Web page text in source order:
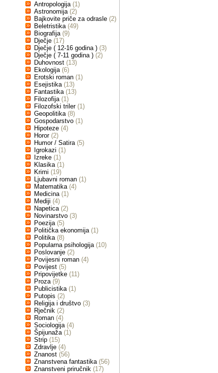
Antropologija (1)
Astronomija (2)
Bajkovite priče za odrasle (2)
Beletristika (49)
Biografija (9)
Dječje (17)
Dječje ( 12-16 godina ) (3)
Dječje ( 7-11 godina ) (2)
Duhovnost (13)
Ekologija (6)
Erotski roman (1)
Esejistika (13)
Fantastika (13)
Filozofija (1)
Filozofski triler (1)
Geopolitika (8)
Gospodarstvo (1)
Hipoteze (4)
Horor (2)
Humor / Satira (5)
Igrokazi (1)
Izreke (1)
Klasika (1)
Krimi (19)
Ljubavni roman (1)
Matematika (4)
Medicina (1)
Mediji (4)
Napetica (2)
Novinarstvo (3)
Poezija (5)
Politička ekonomija (1)
Politika (8)
Popularna psihologija (10)
Poslovanje (2)
Povijesni roman (4)
Povijest (5)
Pripovijetke (11)
Proza (9)
Publicistika (1)
Putopis (2)
Religija i društvo (3)
Rječnik (2)
Roman (4)
Sociologija (4)
Špijunaža (1)
Strip (15)
Zdravlje (4)
Znanost (56)
Znanstvena fantastika (56)
Znanstveni priručnik (17)